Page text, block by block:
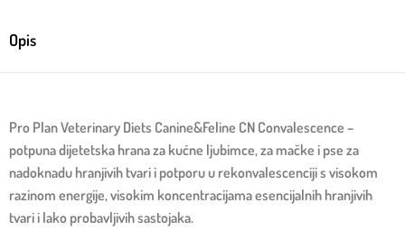
Opis
Pro Plan Veterinary Diets Canine&Feline CN Convalescence –
potpuna dijetetska hrana za kućne ljubimce, za mačke i pse za
nadoknadu hranjivih tvari i potporu u rekonvalescenciji s visokom
razinom energije, visokim koncentracijama esencijalnih hranjivih
tvari i lako probavljivih sastojaka.